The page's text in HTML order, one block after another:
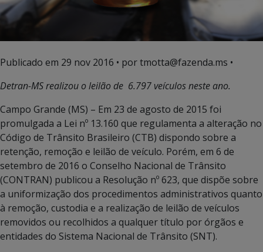
Publicado em 29 nov 2016 • por tmotta@fazenda.ms •
Detran-MS realizou o leilão de 6.797 veículos neste ano.
Campo Grande (MS) – Em 23 de agosto de 2015 foi
promulgada a Lei nº 13.160 que regulamenta a alteração no
Código de Trânsito Brasileiro (CTB) dispondo sobre a
retenção, remoção e leilão de veículo. Porém, em 6 de
setembro de 2016 o Conselho Nacional de Trânsito
(CONTRAN) publicou a Resolução nº 623, que dispõe sobre
a uniformização dos procedimentos administrativos quanto
à remoção, custodia e a realização de leilão de veículos
removidos ou recolhidos a qualquer título por órgãos e
entidades do Sistema Nacional de Trânsito (SNT).